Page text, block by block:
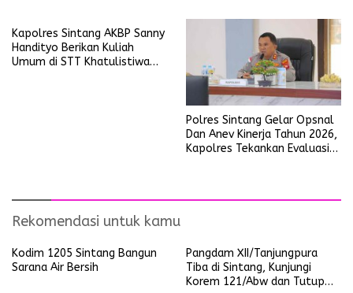
Kapolres Sintang AKBP Sanny
Handityo Berikan Kuliah
Umum di STT Khatulistiwa
Polres Sintang Gelar Opsnal
Dan Anev Kinerja Tahun 2026,
Kapolres Tekankan Evaluasi
Rekomendasi untuk kamu
Kodim 1205 Sintang Bangun
Sarana Air Bersih
Pangdam XII/Tanjungpura
Tiba di Sintang, Kunjungi
Korem 121/Abw dan Tutup